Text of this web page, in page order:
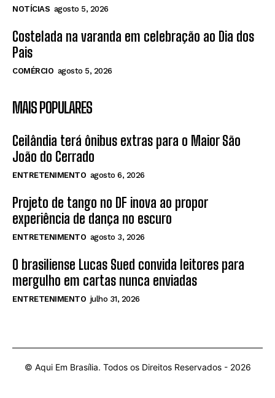
NOTÍCIAS agosto 5, 2026
Costelada na varanda em celebração ao Dia dos
Pais
COMÉRCIO agosto 5, 2026
MAIS POPULARES
Ceilândia terá ônibus extras para o Maior São
João do Cerrado
ENTRETENIMENTO agosto 6, 2026
Projeto de tango no DF inova ao propor
experiência de dança no escuro
ENTRETENIMENTO agosto 3, 2026
O brasiliense Lucas Sued convida leitores para
mergulho em cartas nunca enviadas
ENTRETENIMENTO julho 31, 2026
© Aqui Em Brasília. Todos os Direitos Reservados - 2026